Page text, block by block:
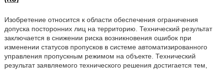
Изобретение относится к области обеспечения ограничения
допуска посторонних лиц на территорию. Технический результат
заключается в снижении риска возникновения ошибок при
изменении статусов пропусков в системе автоматизированного
управления пропускным режимом на объекте. Технический
результат заявляемого технического решения достигается тем,